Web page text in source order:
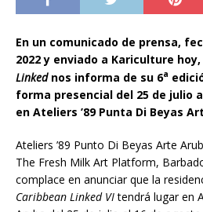
En un comunicado de prensa,
2022 y enviado a Kariculture
Linkednos informa de su 6a
forma presencial del 25 de julio
en Ateliers ’89 Punta Di Beyas
Ateliers ’89 Punto Di Beyas Arte
The Fresh Milk Art Platform,
complace en anunciar que la
Caribbean Linked VItendrá lugar en